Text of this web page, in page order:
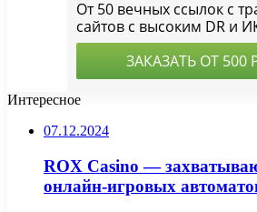
Интересное
07.12.2024
ROX Casino —
онлайн-игровых